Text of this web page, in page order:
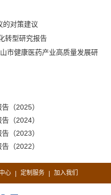
的对策建议
转型研究报告
市健康医药产业高质量发展研
（2025）
（2024）
（2023）
（2022）
心 | 定制服务 | 加入我们